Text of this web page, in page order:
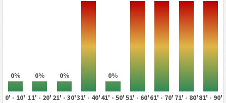
0% 0% 0% 0%
0' - 10' 11' - 20' 21' - 30'31' - 40'41' - 50'51' - 60'61' - 70' 71' - 80'81' - 90'